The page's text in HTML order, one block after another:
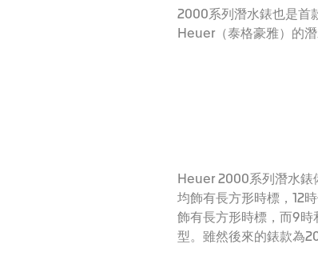
2000系列潛水錶也是首
Heuer（泰格豪雅）的
Heuer 2000系列潛水錶
均飾有長方形時標，12
飾有長方形時標，而9時
型。雖然後來的錶款為